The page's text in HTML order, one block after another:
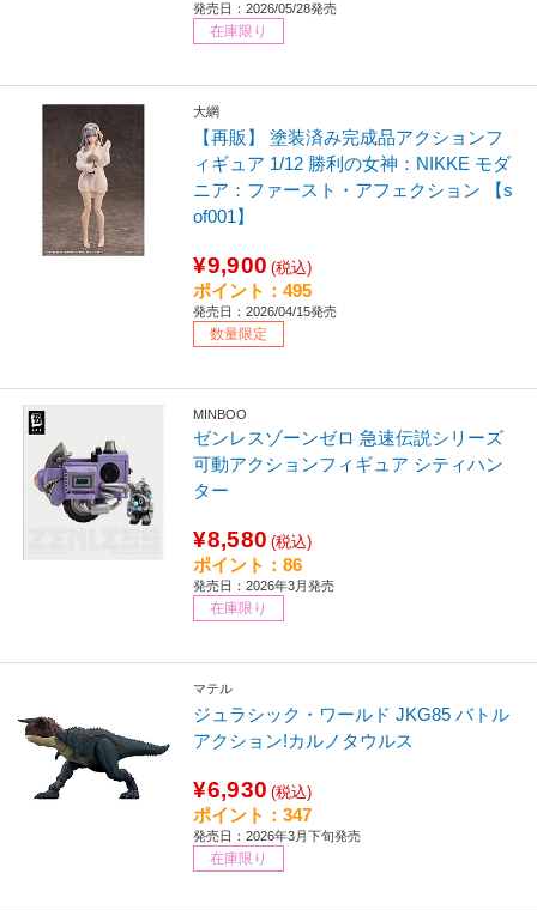
発売日：2026/05/28発売
在庫限り
大網
【再販】 塗装済み完成品アクションフ
ィギュア 1/12 勝利の女神：NIKKE モダ
ニア：ファースト・アフェクション 【s
of001】
¥9,900 (税込)
ポイント：495
発売日：2026/04/15発売
数量限定
MINBOO
ゼンレスゾーンゼロ 急速伝説シリーズ
可動アクションフィギュア シティハン
ター
¥8,580 (税込)
ポイント：86
発売日：2026年3月発売
在庫限り
マテル
ジュラシック・ワールド JKG85 バトル
アクション!カルノタウルス
¥6,930 (税込)
ポイント：347
発売日：2026年3月下旬発売
在庫限り